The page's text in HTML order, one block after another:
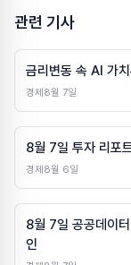
관련 기사
금리변동 속 AI 가
경제8월 7일
8월 7일 투자 리포
경제8월 6일
8월 7일 공공데이
인